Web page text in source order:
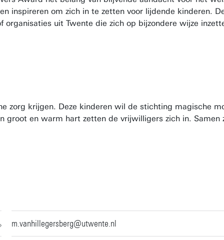
inspireren om zich in te zetten voor lijdende kinderen.
uit Twente die zich op bijzondere wijze
zorg krijgen. Deze kinderen wil de stichting magische
groot en warm hart zetten de vrijwilligers zich in.
m.vanhillegersberg@utwente.nl